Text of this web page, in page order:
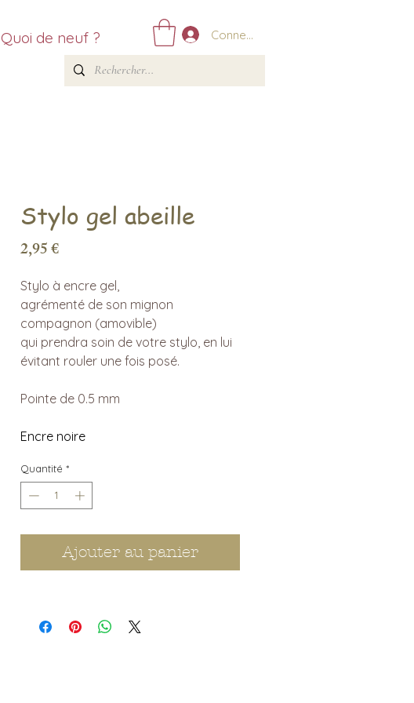
Quoi de neuf ? Connexion
Stylo gel abeille
2,95 €Prix
Stylo à encre gel,
agrémenté de son mignon
compagnon (amovible)
qui prendra soin de votre stylo, en lui
évitant rouler une fois posé.
Pointe de 0.5 mm
Encre noire
Quantité *
Ajouter au panier